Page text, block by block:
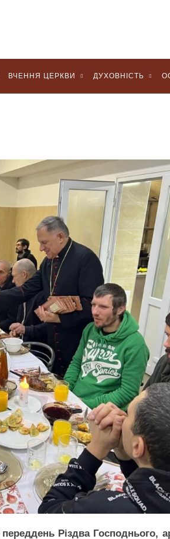
ВЧЕННЯ ЦЕРКВИ ДУХОВНІСТЬ
Різдва Господнього,